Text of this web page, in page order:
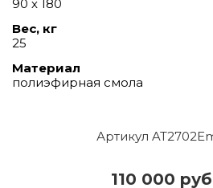
Артикул
110 000
90 х 180
Вес, кг
25
Материал
полиэфирная смола